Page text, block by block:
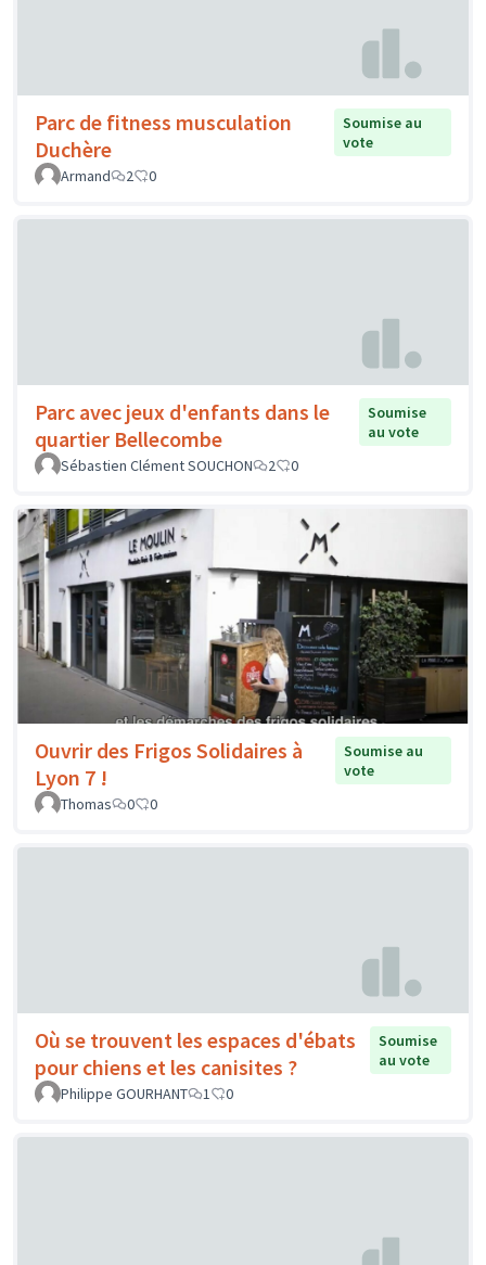
Parc de fitness musculation
Duchère
Soumise au
vote
Armand
2 0
Parc avec jeux d'enfants dans le
quartier Bellecombe
Soumise
au vote
Sébastien Clément SOUCHON
2 0
Ouvrir des Frigos Solidaires à
Lyon 7 !
Soumise au
vote
Thomas
0 0
Où se trouvent les espaces d'ébats
pour chiens et les canisites ?
Soumise
au vote
Philippe GOURHANT
1 0